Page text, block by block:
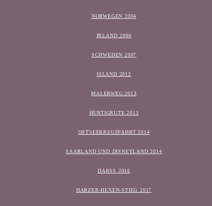
NORWEGEN 2004
IRLAND 2006
SCHWEDEN 2007
ISLAND 2012
MALERWEG 2013
HURTIGRUTE 2013
OSTSEEKREUZFAHRT 2014
SAARLAND UND DISNEYLAND 2014
DARSS 2016
HARZER-HEXEN-STIEG 2017